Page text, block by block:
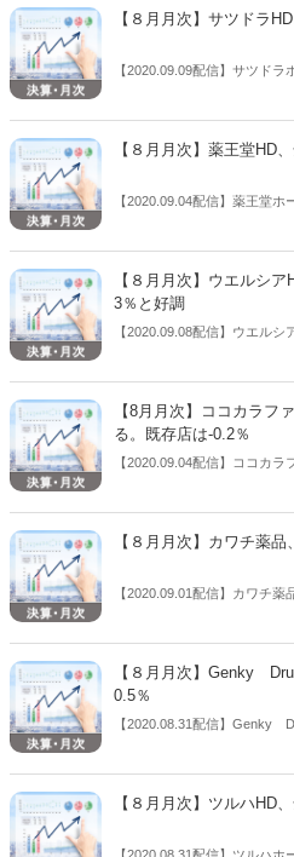
店売上＋12.7％、既存店＋
3.2％、客単価は＋3.4％だっ
【８月月次】サツドラ
【2020.09.09配信】サツドラ
表した。それによると、全
【８月月次】薬王堂HD
【2020.09.04配信】薬王堂ホ
表した。それによると、全
った。
【８月月次】ウエルシ
3％と好調
【2020.09.08配信】ウエルシ
を公表した。それによると
価が＋5.3％だった。既存店
剤が＋7.0％だった。既存店
【8月月次】ココカラフ
る。既存店は-0.2％
【2020.09.04配信】ココカラ
それによると、全店売上は
となっている。新型コロナウ
ューティー関連商材の売上が
【８月月次】カワチ薬
【2020.09.01配信】カワチ薬
よると、全店売上は＋2.2％
【８月月次】Genky
0.5％
【2020.08.31配信】Genky
全社売上は+22.1％、既存店
【８月月次】ツルハHD